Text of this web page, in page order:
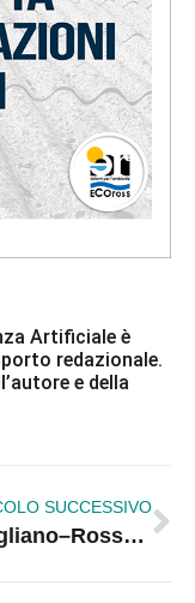
Artificiale è
redazionale.
e della
SUCCESSIVO
Corigliano–Rossano e Cosenza insieme per tre eventi culturali di qualità: Notte Europea Musei, Iv Open Lab Patir e Premio Giorgio Leone